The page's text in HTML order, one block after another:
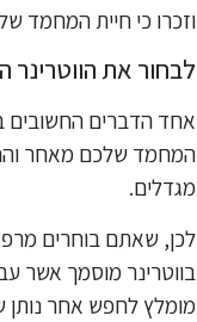
וזכרו כי חיית
לבחור את
אחד הדברים החשובים
המחמד שלכם מאחר
מגדלים.
לכן, שאתם בוחרים
בווטרינר מוסמך אשר
מומלץ לחפש אחר נותן